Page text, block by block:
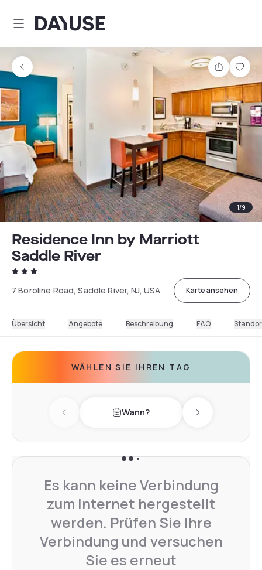
Dayuse
Teilen
1/9
Residence Inn by Marriott
Saddle River
7 Boroline Road, Saddle River, NJ, USA Karte ansehen
Übersicht Angebote Beschreibung FAQ
WÄHLEN SIE IHREN TAG
Previous day Wann? Next day
Es kann keine Verbindung
zum Internet hergestellt
werden. Prüfen Sie Ihre
Verbindung und versuchen
Sie es erneut